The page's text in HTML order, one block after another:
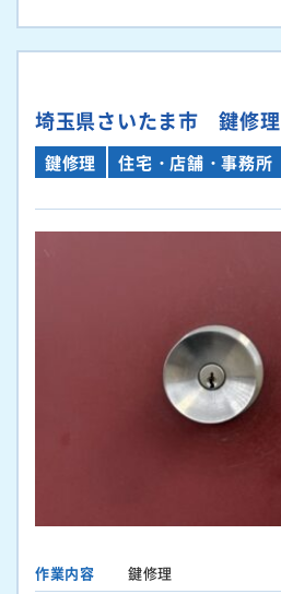
埼玉県さいたま市 鍵修理
鍵修理 住宅・店舗・事務所
作業内容
鍵修理